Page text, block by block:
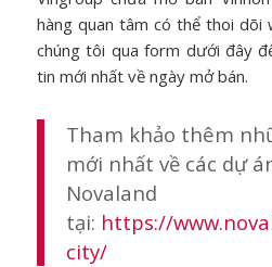
hàng quan tâm có thể thoi dõi
chúng tôi qua form dưới đây
tin mới nhất về ngày mở bán.
Tham khảo thêm
mới nhất về các dự
Novaland
tại: https://
city/